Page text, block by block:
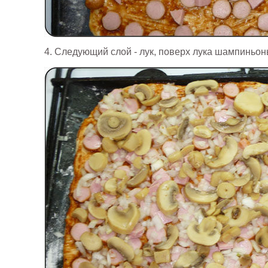
4. Следующий слой - лук, поверх лука